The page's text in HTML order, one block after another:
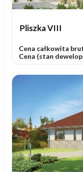
Pliszka VIII
Cena całkowita
Cena (stan